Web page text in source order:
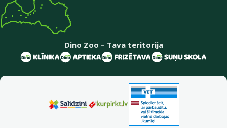
Dino Zoo – Tava teritorija